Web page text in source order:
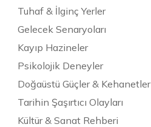
Tuhaf & İlginç Yerler
Gelecek Senaryoları
Kayıp Hazineler
Psikolojik Deneyler
Doğaüstü Güçler & Kehanetler
Tarihin Şaşırtıcı Olayları
Kültür & Sanat Rehberi